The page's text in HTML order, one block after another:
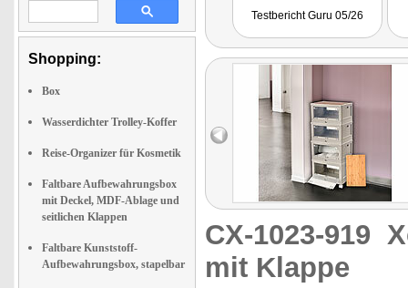
Shopping:
Box
Wasserdichter Trolley-Koffer
Reise-Organizer für Kosmetik
Faltbare Aufbewahrungsbox
mit Deckel, MDF-Ablage und
seitlichen Klappen
Faltbare Kunststoff-
Aufbewahrungsbox, stapelbar
Einsatzzwecke. Verstauen,
organisieren, kategorisieren
überschaubar. Gerade als
Campingbox faltbar oder
mobile Kofferraumlösung
spielen sie ihre Stärken
überzeugend aus und sind
dabei leistbar."
Testbericht Guru 05/26
CX-1023-919
mit Klappe